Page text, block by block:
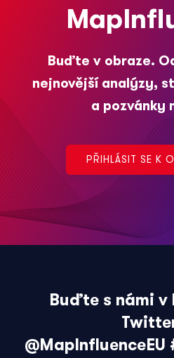
Buďte v obraze.
nejnovější analýzy,
a pozvánky
PŘIHLÁSIT SE K
Buďte s námi
@MapInfluenceEU